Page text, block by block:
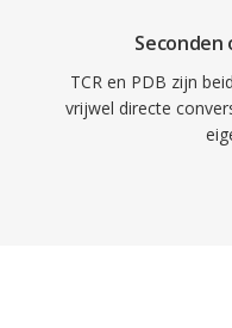
TCR en PDB zijn
vrijwel directe